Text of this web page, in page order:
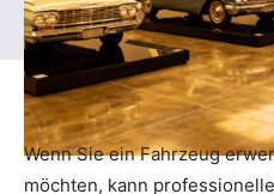
Wenn Sie ein Fahrzeug
möchten, kann